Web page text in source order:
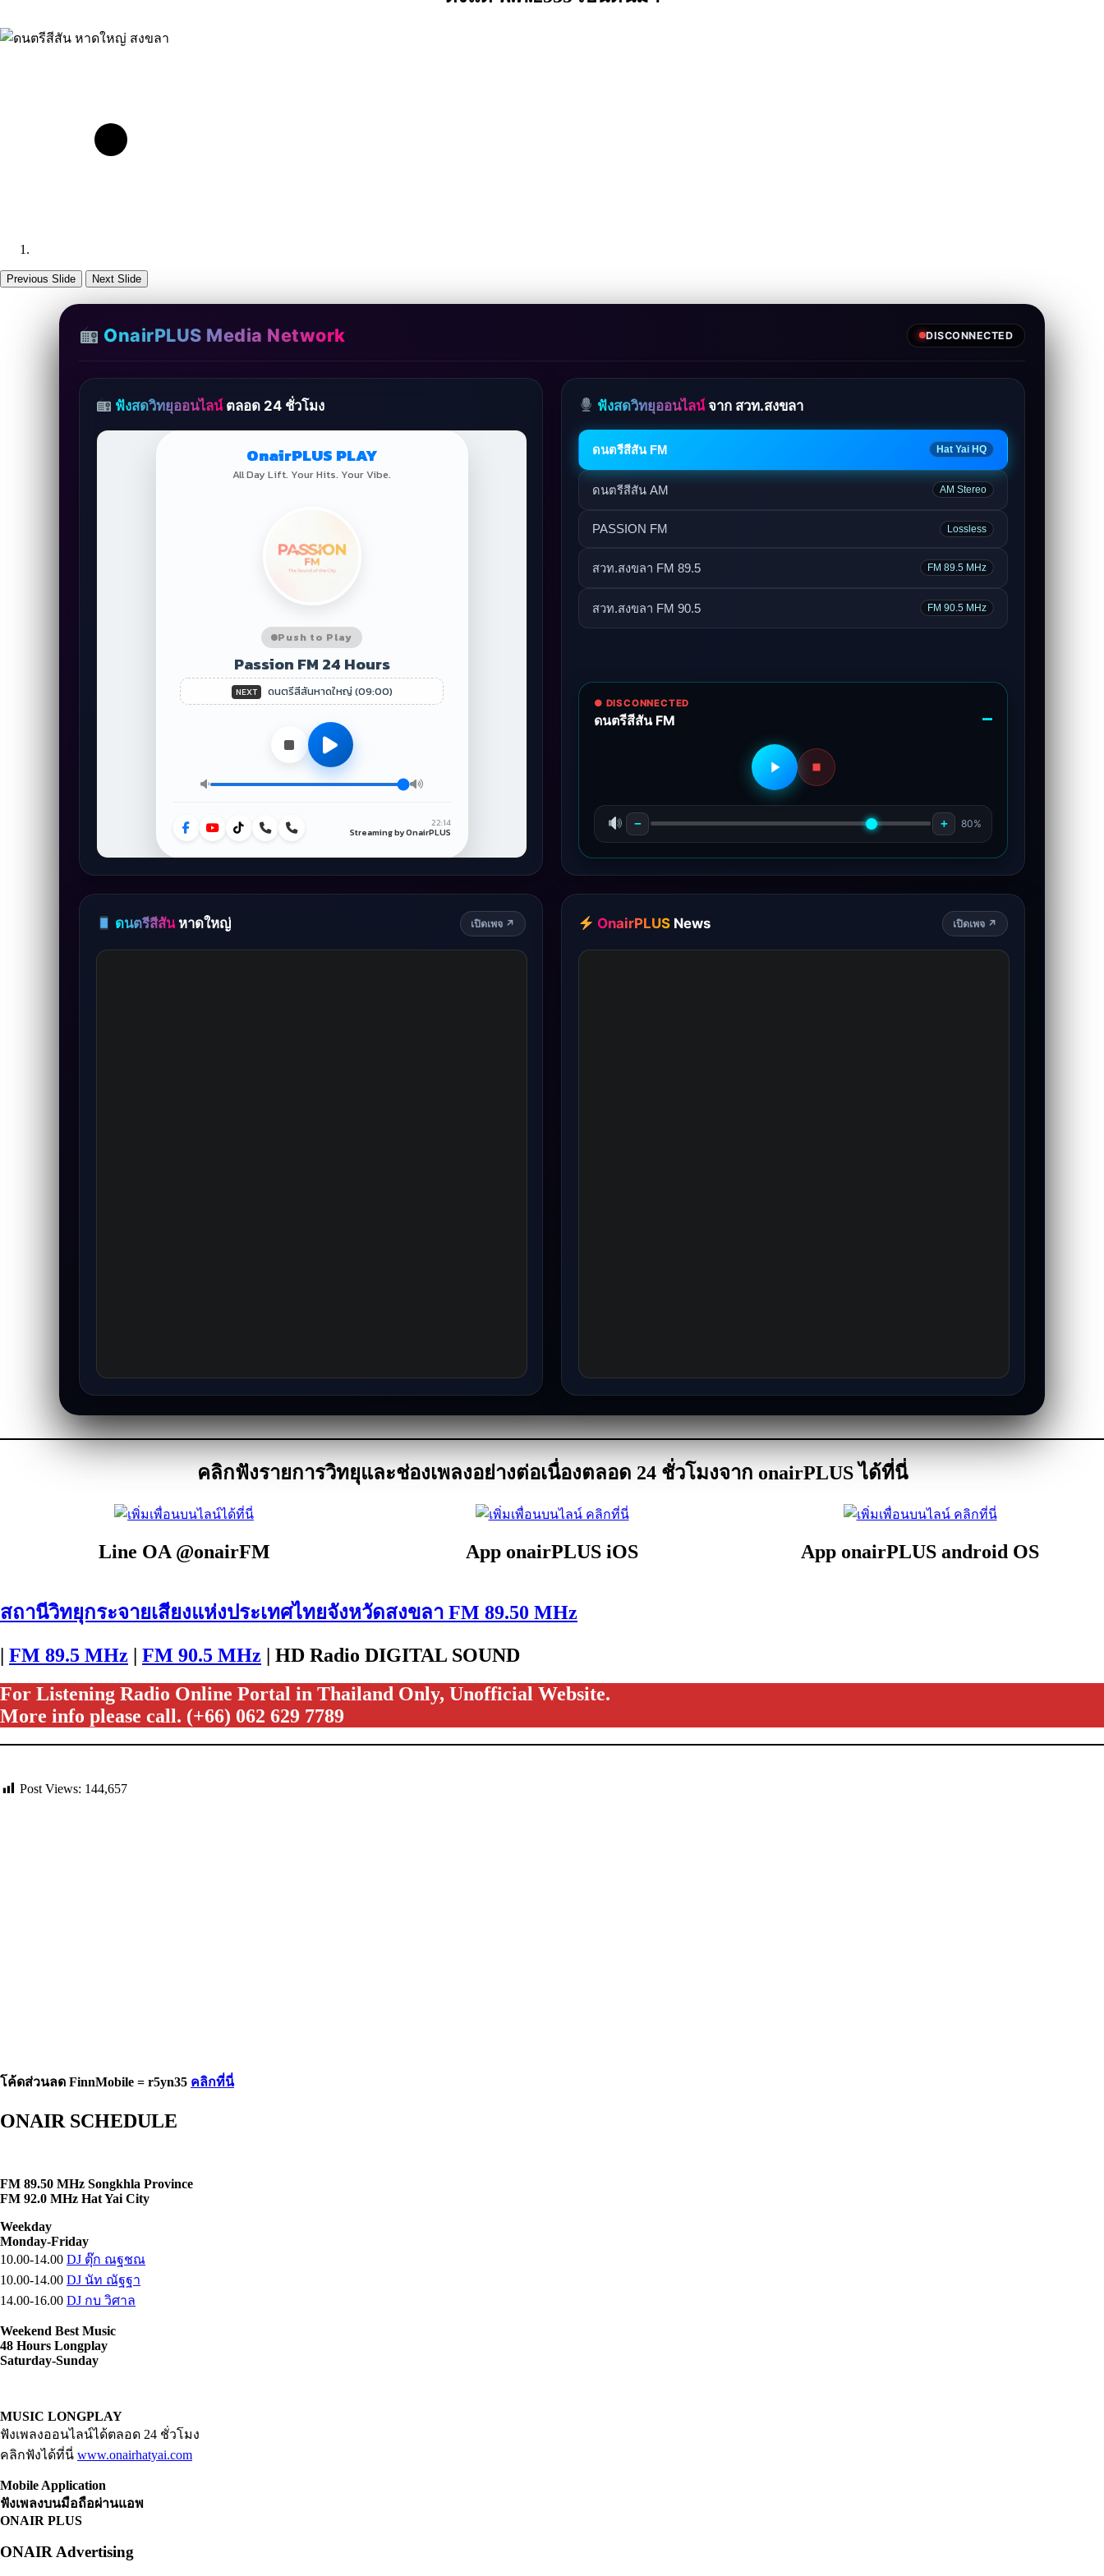
Previous Slide Next Slide
OnairPLUS Media Network DISCONNECTED
ฟังสดวิทยุออนไลน์ ตลอด 24 ชั่วโมง ฟังสดวิทยุออนไลน์ จาก สวท.สงขลา
ดนตรีสีสัน FM Hat Yai HQ
ดนตรีสีสัน AM AM Stereo
PASSION FM Lossless
สวท.สงขลา FM 89.5 FM 89.5 MHz
สวท.สงขลา FM 90.5 FM 90.5 MHz
● DISCONNECTED
ดนตรีสีสัน FM
− + 80%
ดนตรีสีสัน หาดใหญ่ เปิดเพจ ↗ OnairPLUS News เปิดเพจ ↗
คลิกฟังรายการวิทยุและช่องเพลงอย่างต่อเนื่องตลอด 24 ชั่วโมงจาก onairPLUS ได้ที่นี่
Line OA @onairFM App onairPLUS iOS App onairPLUS android OS
สถานีวิทยุกระจายเสียงแห่งประเทศไทยจังหวัดสงขลา FM 89.50 MHz
| FM 89.5 MHz | FM 90.5 MHz | HD Radio DIGITAL SOUND
For Listening Radio Online Portal in Thailand Only, Unofficial Website.
More info please call. (+66) 062 629 7789
Post Views: 144,657
โค้ดส่วนลด FinnMobile = r5yn35 คลิกที่นี่
ONAIR SCHEDULE
FM 89.50 MHz Songkhla Province
FM 92.0 MHz Hat Yai City
Weekday
Monday-Friday
10.00-14.00 DJ ตุ๊ก ณฐชณ
10.00-14.00 DJ นัท ณัฐฐา
14.00-16.00 DJ กบ วิศาล
Weekend Best Music
48 Hours Longplay
Saturday-Sunday
MUSIC LONGPLAY
ฟังเพลงออนไลน์ได้ตลอด 24 ชั่วโมง
คลิกฟังได้ที่นี่ www.onairhatyai.com
Mobile Application
ฟังเพลงบนมือถือผ่านแอพ
ONAIR PLUS
ONAIR Advertising